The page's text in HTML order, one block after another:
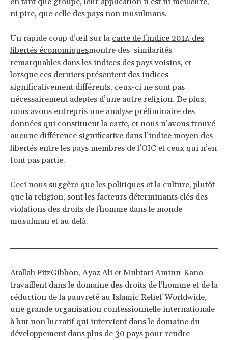
ni pire, que celle des pays non musulmans.
Un rapide coup d’œil sur la carte de l'indice 2014 des
libertés économiquesmontre des similarités
remarquables dans les indices des pays voisins, et
lorsque ces derniers présentent des indices
significativement différents, ceux-ci ne sont pas
nécessairement adeptes d’une autre religion. De plus,
nous avons entrepris une analyse préliminaire des
données qui constituent la carte, et nous n’avons trouvé
aucune différence significative dans l’indice moyen des
libertés entre les pays membres de l’OIC et ceux qui n’en
font pas partie.
Ceci nous suggère que les politiques et la culture, plutôt
que la religion, sont les facteurs déterminants clés des
violations des droits de l'homme dans le monde
musulman et au delà.
Atallah FitzGibbon, Ayaz Ali et Muhtari Aminu-Kano
travaillent dans le domaine des droits de l’homme et de la
réduction de la pauvreté au Islamic Relief Worldwide,
une grande organisation confessionnelle internationale
à but non lucratif qui intervient dans le domaine du
développement dans plus de 30 pays pour rendre